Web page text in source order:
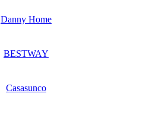
Danny Home
BESTWAY
Casasunco